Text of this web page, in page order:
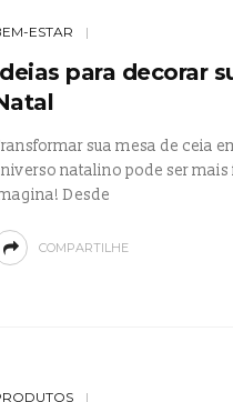
ESTAR
para decorar
sua mesa de ceia
natalino pode ser mais
Desde
COMPARTILHE